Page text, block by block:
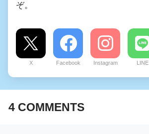
ぞ。
X Facebook Instagram LINE
4 COMMENTS